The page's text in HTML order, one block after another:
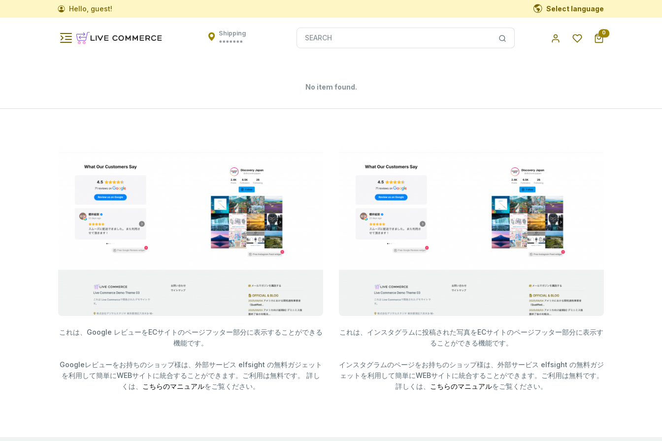
Hello, guest! Select language
Shipping
*******
0
No item found.
これは、Google レビューをECサイトのページフッター部分に表示することができる
機能です。
Googleレビューをお持ちのショップ様は、外部サービス elfsight の無料ガジェット
を利用して簡単にWEBサイトに統合することができます。ご利用は無料です。 詳し
くは、
こちらのマニュアルをご覧ください。
これは、インスタグラムに投稿された写真をECサイトのページフッター部分に表示す
ることができる機能です。
インスタグラムのページをお持ちのショップ様は、外部サービス elfsight の無料ガジ
ェットを利用して簡単にWEBサイトに統合することができます。ご利用は無料です。
詳しくは、
こちらのマニュアルをご覧ください。